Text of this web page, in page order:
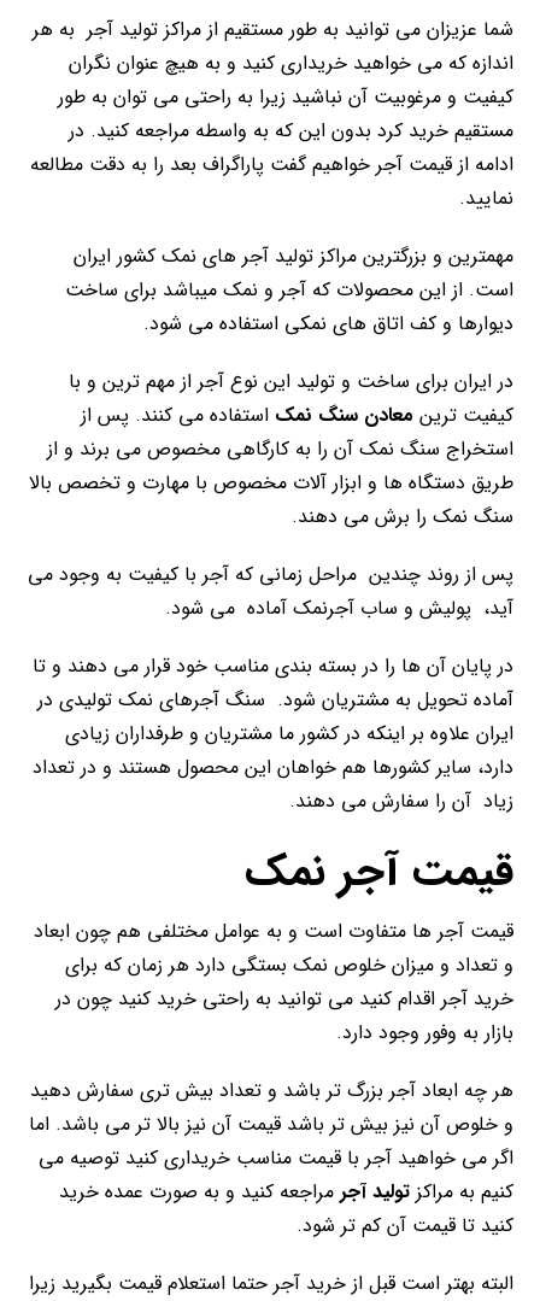
شما عزیزان می توانید به طور مستقیم از مراکز تولید آجر به هر
اندازه که می خواهید خریداری کنید و به هیچ عنوان نگران
کیفیت و مرغوبیت آن نباشید زیرا به راحتی می توان به طور
مستقیم خرید کرد بدون این که به واسطه مراجعه کنید. در
ادامه از قیمت آجر خواهیم گفت پاراگراف بعد را به دقت مطالعه
نمایید.
مهمترین و بزرگترین مراکز تولید آجر های نمک کشور ایران
است. از این محصولات که آجر و نمک میباشد برای ساخت
دیوارها و کف اتاق های نمکی استفاده می شود.
در ایران برای ساخت و تولید این نوع آجر از مهم ترین و با
کیفیت ترین معادن سنگ نمک استفاده می کنند. پس از
استخراج سنگ نمک آن را به کارگاهی مخصوص می برند و از
طریق دستگاه ها و ابزار آلات مخصوص با مهارت و تخصص بالا
سنگ نمک را برش می دهند.
پس از روند چندین مراحل زمانی که آجر با کیفیت به وجود می
آید، پولیش و ساب آجرنمک آماده می شود.
در پایان آن ها را در بسته بندی مناسب خود قرار می دهند و تا
آماده تحویل به مشتریان شود. سنگ آجرهای نمک تولیدی در
ایران علاوه بر اینکه در کشور ما مشتریان و طرفداران زیادی
دارد، سایر کشورها هم خواهان این محصول هستند و در تعداد
زیاد آن را سفارش می دهند.
قیمت آجر نمک
قیمت آجر ها متفاوت است و به عوامل مختلفی هم چون ابعاد
و تعداد و میزان خلوص نمک بستگی دارد هر زمان که برای
خرید آجر اقدام کنید می توانید به راحتی خرید کنید چون در
بازار به وفور وجود دارد.
هر چه ابعاد آجر بزرگ تر باشد و تعداد بیش تری سفارش دهید
و خلوص آن نیز بیش تر باشد قیمت آن نیز بالا تر می باشد. اما
اگر می خواهید آجر با قیمت مناسب خریداری کنید توصیه می
کنیم به مراکزتولید آجرمراجعه کنید و به صورت عمده خرید
کنید تا قیمت آن کم تر شود.
البته بهتر است قبل از خرید آجر حتما استعلام قیمت بگیرید زیرا